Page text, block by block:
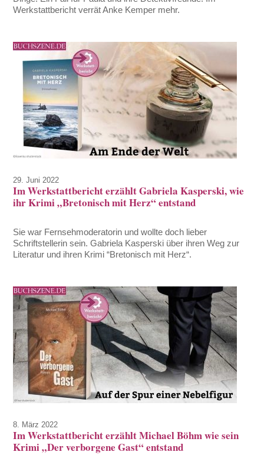
Werkstattbericht verrät Anke Kemper mehr.
29. Juni 2022
Im Werkstattbericht erzählt Gabriela Kasperski, wie
ihr Krimi „Bretonisch mit Herz“ entstand
Sie war Fernsehmoderatorin und wollte doch lieber
Schriftstellerin sein. Gabriela Kasperski über ihren Weg zur
Literatur und ihren Krimi “Bretonisch mit Herz“.
8. März 2022
Im Werkstattbericht erzählt Michael Böhm wie sein
Krimi „Der verborgene Gast“ entstand